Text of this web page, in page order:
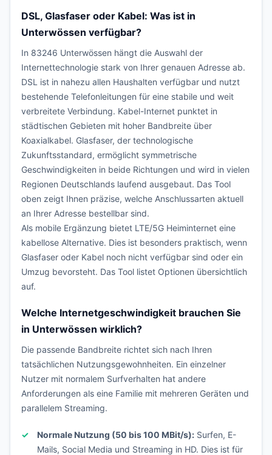
DSL, Glasfaser oder Kabel: Was ist in
Unterwössen verfügbar?
In 83246 Unterwössen hängt die Auswahl der
Internettechnologie stark von Ihrer genauen Adresse ab.
DSL ist in nahezu allen Haushalten verfügbar und nutzt
bestehende Telefonleitungen für eine stabile und weit
verbreitete Verbindung. Kabel-Internet punktet in
städtischen Gebieten mit hoher Bandbreite über
Koaxialkabel. Glasfaser, der technologische
Zukunftsstandard, ermöglicht symmetrische
Geschwindigkeiten in beide Richtungen und wird in vielen
Regionen Deutschlands laufend ausgebaut. Das Tool
oben zeigt Ihnen präzise, welche Anschlussarten aktuell
an Ihrer Adresse bestellbar sind.
Als mobile Ergänzung bietet LTE/5G Heiminternet eine
kabellose Alternative. Dies ist besonders praktisch, wenn
Glasfaser oder Kabel noch nicht verfügbar sind oder ein
Umzug bevorsteht. Das Tool listet Optionen übersichtlich
auf.
Welche Internetgeschwindigkeit brauchen Sie
in Unterwössen wirklich?
Die passende Bandbreite richtet sich nach Ihren
tatsächlichen Nutzungsgewohnheiten. Ein einzelner
Nutzer mit normalem Surfverhalten hat andere
Anforderungen als eine Familie mit mehreren Geräten und
parallelem Streaming.
Normale Nutzung (50 bis 100 MBit/s): Surfen, E-
Mails, Social Media und Streaming in HD. Dies ist für